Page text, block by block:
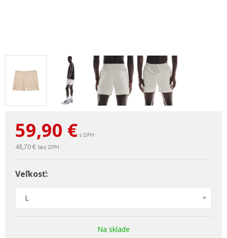
59,90 € s DPH
48,70 € bez DPH
Veľkosť:
L
Na sklade